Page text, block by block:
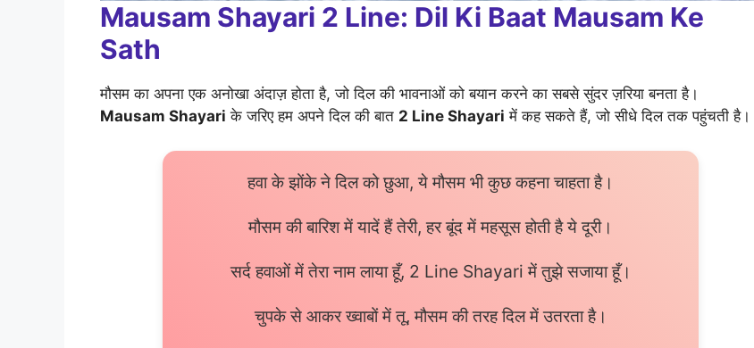
Mausam Shayari 2 Line: Dil Ki Baat Mausam Ke
Sath
मौसम का अपना एक अनोखा अंदाज़ होता है, जो दिल की भावनाओं को बयान करने का सबसे सुंदर ज़रिया बनता है।
Mausam Shayari के जरिए हम अपने दिल की बात 2 Line Shayari में कह सकते हैं, जो सीधे दिल तक पहुंचती है।
हवा के झोंके ने दिल को छुआ, ये मौसम भी कुछ कहना चाहता है।
मौसम की बारिश में यादें हैं तेरी, हर बूंद में महसूस होती है ये दूरी।
सर्द हवाओं में तेरा नाम लाया हूँ, 2 Line Shayari में तुझे सजाया हूँ।
चुपके से आकर ख्वाबों में तू, मौसम की तरह दिल में उतरता है।